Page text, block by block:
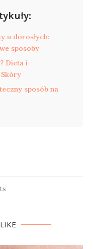
u dorosłych:
sposoby
Dieta i
Skóry
sposób na